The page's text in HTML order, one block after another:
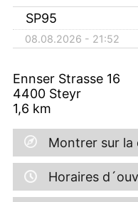
SP95
08.08.2026 - 21:52
Ennser Strasse 16
4400 Steyr
1,6 km
Montrer sur la
Horaires